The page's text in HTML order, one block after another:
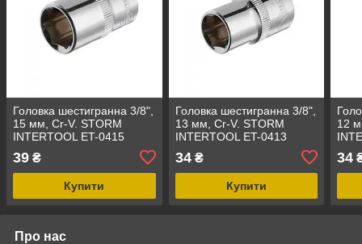
Головка шестигранна 3/8",
15 мм, Cr-V. STORM
INTERTOOL ET-0415
39 ₴
Купити
Головка шестигранна 3/8",
13 мм, Cr-V. STORM
INTERTOOL ET-0413
34₴
Купити
12
34
Про нас